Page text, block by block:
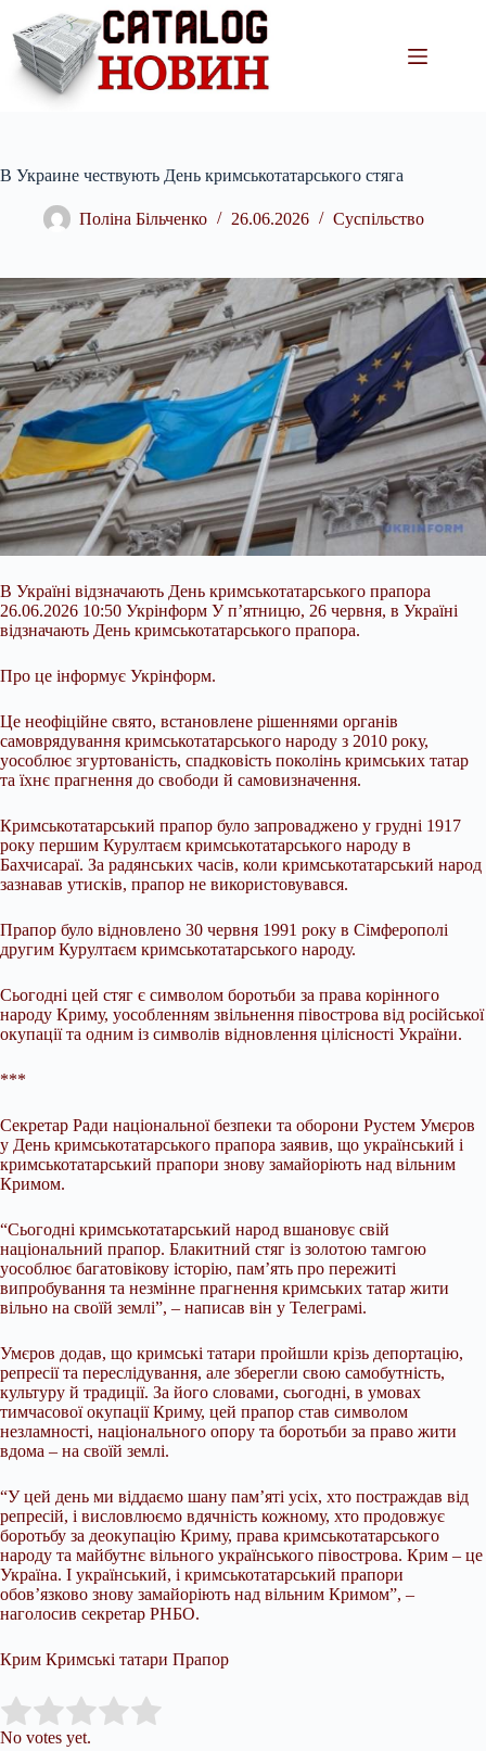
вмісту
В Украине чествують День кримськотатарського стяга
Поліна Більченко 26.06.2026 Суспільство
В Україні відзначають День кримськотатарського прапора
26.06.2026 10:50 Укрінформ У п’ятницю, 26 червня, в Україні
відзначають День кримськотатарського прапора.
Про це інформує Укрінформ.
Це неофіційне свято, встановлене рішеннями органів
самоврядування кримськотатарського народу з 2010 року,
уособлює згуртованість, спадковість поколінь кримських татар
та їхнє прагнення до свободи й самовизначення.
Кримськотатарський прапор було запроваджено у грудні 1917
року першим Курултаєм кримськотатарського народу в
Бахчисараї. За радянських часів, коли кримськотатарський народ
зазнавав утисків, прапор не використовувався.
Прапор було відновлено 30 червня 1991 року в Сімферополі
другим Курултаєм кримськотатарського народу.
Сьогодні цей стяг є символом боротьби за права корінного
народу Криму, уособленням звільнення півострова від російської
окупації та одним із символів відновлення цілісності України.
***
Секретар Ради національної безпеки та оборони Рустем Умєров
у День кримськотатарського прапора заявив, що український і
кримськотатарський прапори знову замайоріють над вільним
Кримом.
“Сьогодні кримськотатарський народ вшановує свій
національний прапор. Блакитний стяг із золотою тамгою
уособлює багатовікову історію, пам’ять про пережиті
випробування та незмінне прагнення кримських татар жити
вільно на своїй землі”, – написав він у Телеграмі.
Умєров додав, що кримські татари пройшли крізь депортацію,
репресії та переслідування, але зберегли свою самобутність,
культуру й традиції. За його словами, сьогодні, в умовах
тимчасової окупації Криму, цей прапор став символом
незламності, національного опору та боротьби за право жити
вдома – на своїй землі.
“У цей день ми віддаємо шану пам’яті усіх, хто постраждав від
репресій, і висловлюємо вдячність кожному, хто продовжує
боротьбу за деокупацію Криму, права кримськотатарського
народу та майбутнє вільного українського півострова. Крим – це
Україна. І український, і кримськотатарський прапори
обов’язково знову замайоріють над вільним Кримом”, –
наголосив секретар РНБО.
Крим Кримські татари Прапор
Rate this item:
No votes yet.